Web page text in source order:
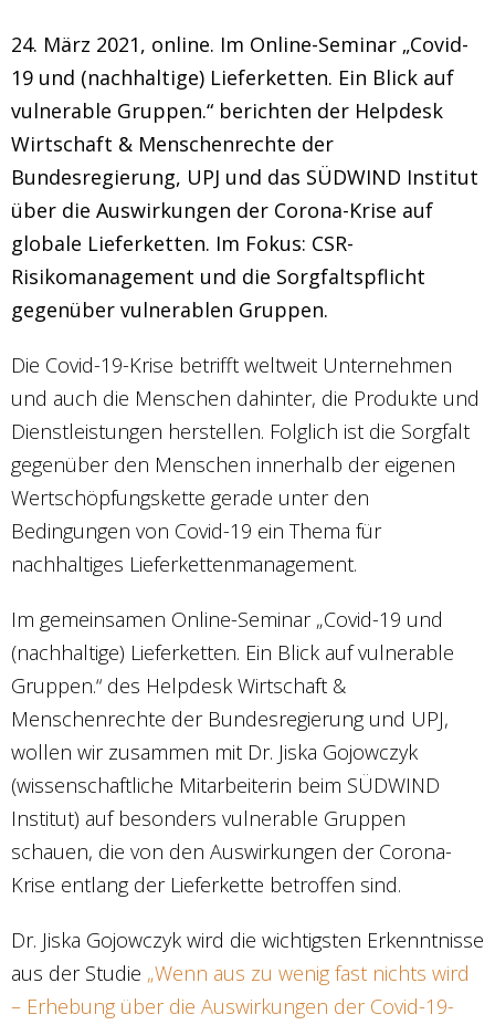
24. März 2021, online. Im Online-Seminar „Covid-
19 und (nachhaltige) Lieferketten. Ein Blick auf
vulnerable Gruppen.“ berichten der Helpdesk
Wirtschaft & Menschenrechte der
Bundesregierung, UPJ und das SÜDWIND Institut
über die Auswirkungen der Corona-Krise auf
globale Lieferketten. Im Fokus: CSR-
Risikomanagement und die Sorgfaltspflicht
gegenüber vulnerablen Gruppen.
Die Covid-19-Krise betrifft weltweit Unternehmen
und auch die Menschen dahinter, die Produkte und
Dienstleistungen herstellen. Folglich ist die Sorgfalt
gegenüber den Menschen innerhalb der eigenen
Wertschöpfungskette gerade unter den
Bedingungen von Covid-19 ein Thema für
nachhaltiges Lieferkettenmanagement.
Im gemeinsamen Online-Seminar „Covid-19 und
(nachhaltige) Lieferketten. Ein Blick auf vulnerable
Gruppen.“ des Helpdesk Wirtschaft &
Menschenrechte der Bundesregierung und UPJ,
wollen wir zusammen mit Dr. Jiska Gojowczyk
(wissenschaftliche Mitarbeiterin beim SÜDWIND
Institut) auf besonders vulnerable Gruppen
schauen, die von den Auswirkungen der Corona-
Krise entlang der Lieferkette betroffen sind.
Dr. Jiska Gojowczyk wird die wichtigsten Erkenntnisse
aus der Studie „Wenn aus zu wenig fast nichts wird
– Erhebung über die Auswirkungen der Covid-19-